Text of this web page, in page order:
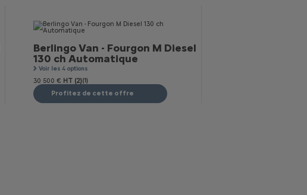
Berlingo Van - Fourgon M Diesel
130 ch Automatique
Voir les 4 options
30 500 € HT (2)(1)
Profitez de cette offre